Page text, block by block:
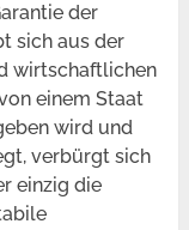
der
sich aus der
wirtschaftlichen
einem Staat
wird und
verbürgt sich
einzig die